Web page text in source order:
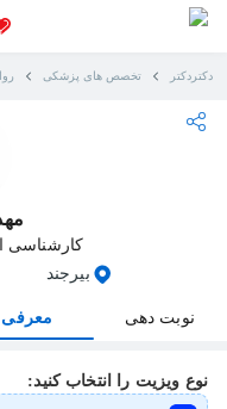
دکتردکتر تخصص های پزشکی
کارشناسی
بیرجند
نوبت دهی معرفی
نوع ویزیت را انتخاب کنید: